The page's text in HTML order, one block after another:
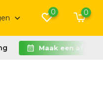
0 0
Maak een